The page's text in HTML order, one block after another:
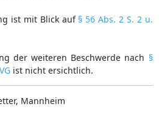
ist mit Blick auf § 56 Abs. 2 S. 2 u.
der weiteren Beschwerde nach §
ist nicht ersichtlich.
Mannheim